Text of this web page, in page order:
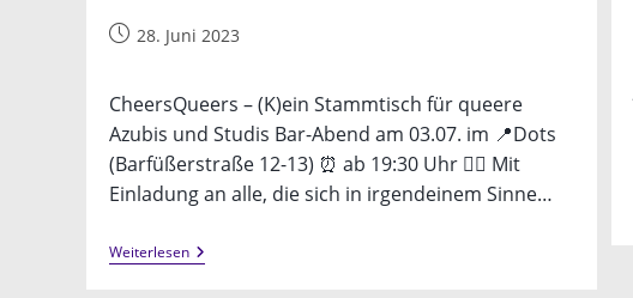
Beitrag28. Juni 2023
CheersQueers – (K)ein Stammtisch für queere
Azubis und Studis Bar-Abend am 03.07. im 📍Dots
(Barfüßerstraße 12-13) ⏰ ab 19:30 Uhr 🏳️‍🌈 Mit
Einladung an alle, die sich in irgendeinem Sinne…
WeiterlesenCheers
Queers